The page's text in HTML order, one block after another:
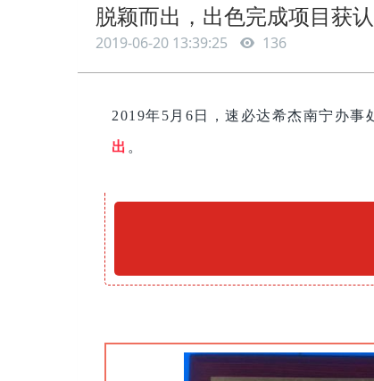
脱颖而出，出色完成项目获
2019-06-20 13:39:25 136
2019年5月6日，速必达希杰南宁办
出 。